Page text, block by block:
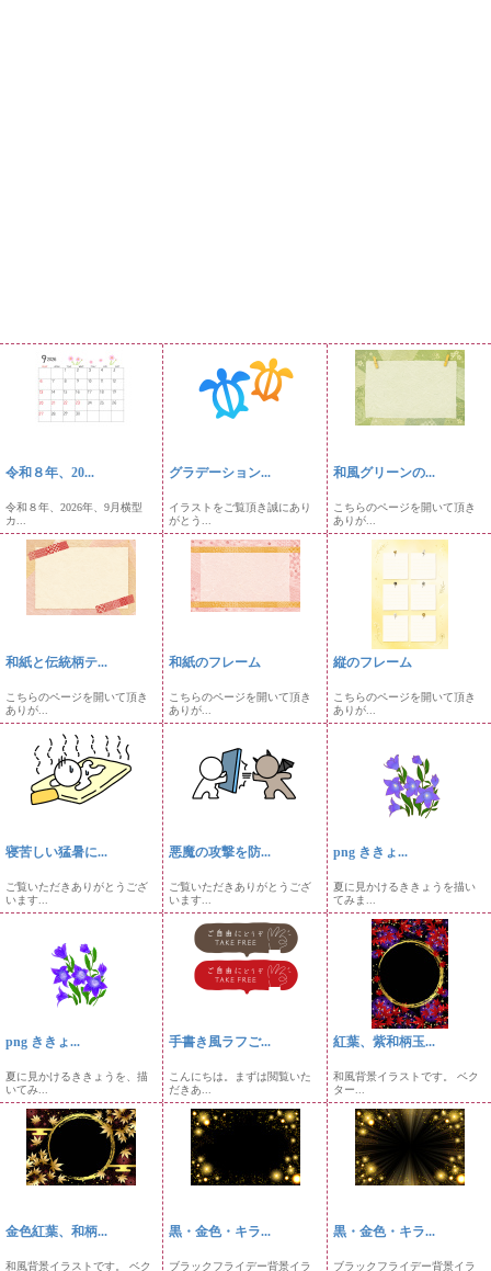
令和８年、20...
令和８年、2026年、9月横型
カ...
グラデーション...
イラストをご覧頂き誠にあり
がとう...
和風グリーンの...
こちらのページを開いて頂き
ありが...
和紙と伝統柄テ...
こちらのページを開いて頂き
ありが...
和紙のフレーム
こちらのページを開いて頂き
ありが...
縦のフレーム
こちらのページを開いて頂き
ありが...
寝苦しい猛暑に...
ご覧いただきありがとうござ
います...
悪魔の攻撃を防...
ご覧いただきありがとうござ
います...
png ききょ...
夏に見かけるききょうを描い
てみま...
png ききょ...
夏に見かけるききょうを、描
いてみ...
手書き風ラフご...
こんにちは。まずは閲覧いた
だきあ...
紅葉、紫和柄玉...
和風背景イラストです。 ベク
ター...
金色紅葉、和柄...
和風背景イラストです。 ベク
黒・金色・キラ...
ブラックフライデー背景イラ
黒・金色・キラ...
ブラックフライデー背景イラ